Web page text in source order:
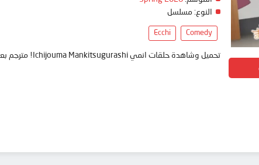
النوع: مسلسل
Comedy
Ecchi
تحميل وشاهدة حلقات انمي Ichijouma Mankitsugurashi! مترجم بعدة جودات على موقع انمي دار - animedar